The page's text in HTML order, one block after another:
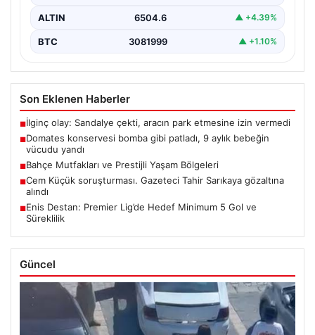
ALTIN 6504.6 ▲ +4.39%
BTC 3081999 ▲ +1.10%
Son Eklenen Haberler
■İlginç olay: Sandalye çekti, aracın park etmesine izin vermedi
■Domates konservesi bomba gibi patladı, 9 aylık bebeğin
vücudu yandı
■Bahçe Mutfakları ve Prestijli Yaşam Bölgeleri
■Cem Küçük soruşturması. Gazeteci Tahir Sarıkaya gözaltına
alındı
■Enis Destan: Premier Lig’de Hedef Minimum 5 Gol ve
Süreklilik
Güncel